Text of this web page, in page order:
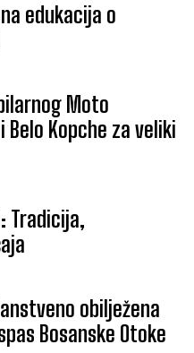
edukacija o
Moto
Kopche za veliki
Tradicija,
obilježena
Bosanske Otoke